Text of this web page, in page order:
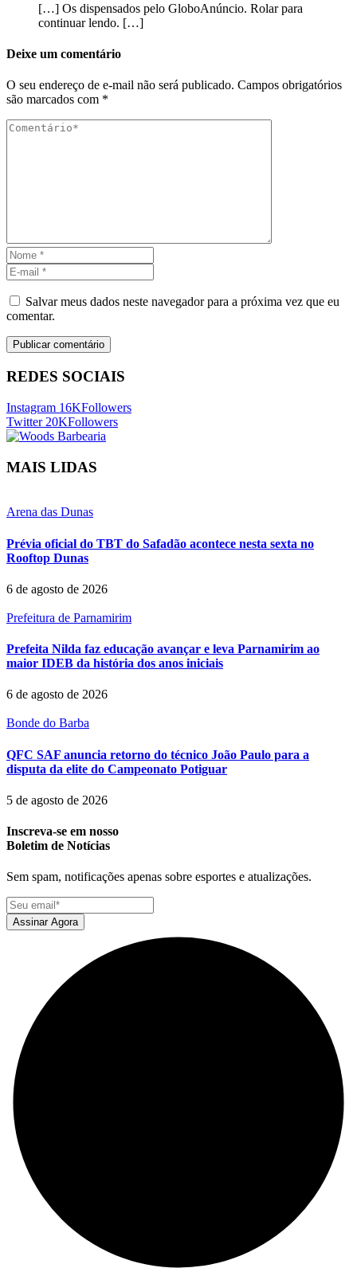
[…] Os dispensados pelo GloboAnúncio. Rolar para
continuar lendo. […]
Deixe um comentário
O seu endereço de e-mail não será publicado. Campos obrigatórios
são marcados com *
Salvar meus dados neste navegador para a próxima vez que eu
comentar.
REDES SOCIAIS
Instagram 16KFollowers
Twitter 20KFollowers
MAIS LIDAS
Arena das Dunas
Prévia oficial do TBT do Safadão acontece nesta sexta no
Rooftop Dunas
6 de agosto de 2026
Prefeitura de Parnamirim
Prefeita Nilda faz educação avançar e leva Parnamirim ao
maior IDEB da história dos anos iniciais
6 de agosto de 2026
Bonde do Barba
QFC SAF anuncia retorno do técnico João Paulo para a
disputa da elite do Campeonato Potiguar
5 de agosto de 2026
Inscreva-se em nosso
Boletim de Notícias
Sem spam, notificações apenas sobre esportes e atualizações.
Assinar Agora